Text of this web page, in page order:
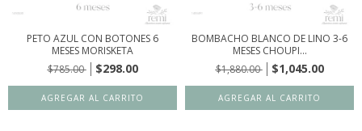
PETO AZUL CON BOTONES 6
MESES MORISKETA
$785.00
$298.00
BOMBACHO BLANCO DE LINO 3-6
MESES CHOUPI...
$1,880.00
$1,045.00